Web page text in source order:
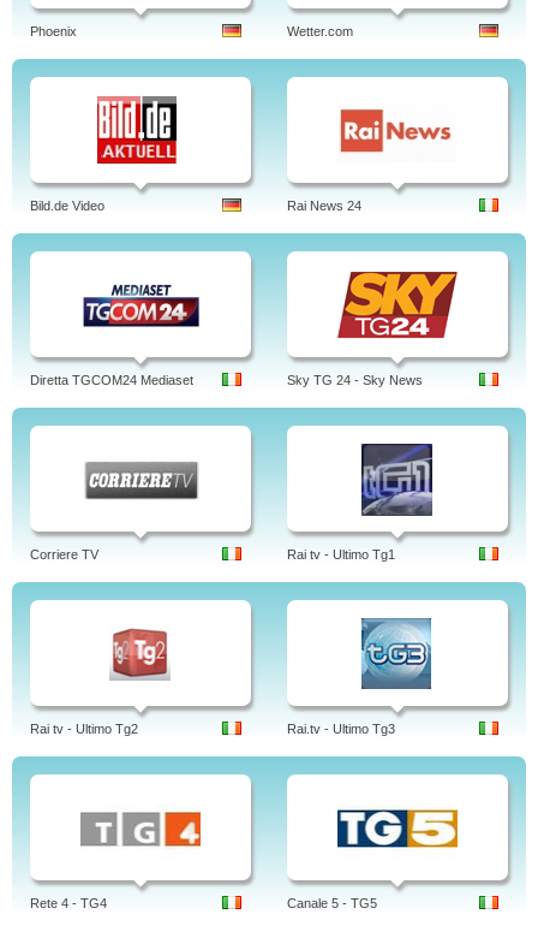
Phoenix Wetter.com
Bild.de Video Rai News 24
Diretta TGCOM24 Mediaset Sky TG 24 - Sky News
Corriere TV Rai tv - Ultimo Tg1
Rai tv - Ultimo Tg2 Rai.tv - Ultimo Tg3
Rete 4 - TG4 Canale 5 - TG5